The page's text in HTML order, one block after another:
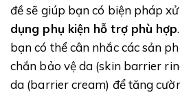
đề sẽ giúp bạn có biện pháp
dụng phụ kiện hỗ trợ phù hợp
bạn có thể cân nhắc các sản
chắn bảo vệ da (skin barrier
da (barrier cream) để tăng